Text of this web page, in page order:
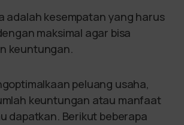
adalah kesempatan yang harus
maksimal agar bisa
keuntungan.
peluang usaha,
keuntungan atau manfaat
dapatkan. Berikut beberapa